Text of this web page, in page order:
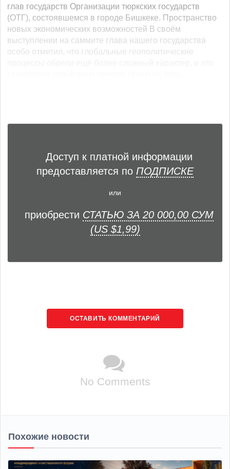
глав государств Организации тюркских государств
(ОТГ), состоявшемся в городе Бишкеке. Пространство
новых экономических возможностей В своём
выступлении на саммите глава нашего государства
особо отметил, что глобальные геополитические
Доступ к платной информации
предоставляется по ПОДПИСКЕ
или
приобрести СТАТЬЮ ЗА 20 000,00 СУМ
(US $1,99)
ОСТАВИТЬ КОММЕНТАРИЙ
No Comments
Похожие новости